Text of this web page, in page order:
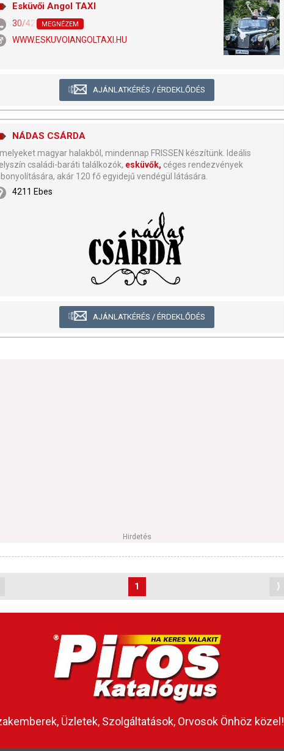
Esküvői Angol TAXI
30/420-0621
MEGNÉZEM
WWW.ESKUVOIANGOLTAXI.HU
AJÁNLATKÉRÉS / ÉRDEKLŐDÉS
NÁDAS CSÁRDA
magyar halakból, mindennap FRISSEN készítünk. Ideális
családi-baráti találkozók, esküvők, céges rendezvények
akár 120 fő egyidejű vendégül látására.
4211 Ebes
AJÁNLATKÉRÉS / ÉRDEKLŐDÉS
Hirdetés
1 ⟩
Üzletek, Szolgáltatások, Orvosok Önhöz közel!